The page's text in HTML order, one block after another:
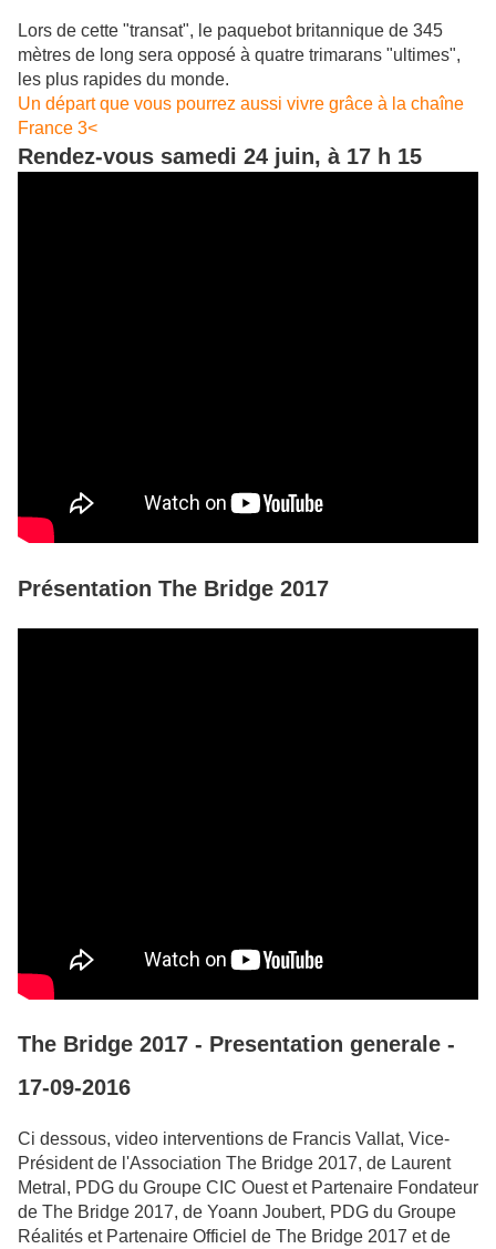
Lors de cette "transat", le paquebot britannique de 345
mètres de long sera opposé à quatre trimarans "ultimes",
les plus rapides du monde.
Un départ que vous pourrez aussi vivre grâce à la chaîne
France 3<
Rendez-vous samedi 24 juin, à 17 h 15
Présentation The Bridge 2017
The Bridge 2017 - Presentation generale -
17-09-2016
Ci dessous, video interventions de Francis Vallat, Vice-
Président de l'Association The Bridge 2017, de Laurent
Metral, PDG du Groupe CIC Ouest et Partenaire Fondateur
de The Bridge 2017, de Yoann Joubert, PDG du Groupe
Réalités et Partenaire Officiel de The Bridge 2017 et de